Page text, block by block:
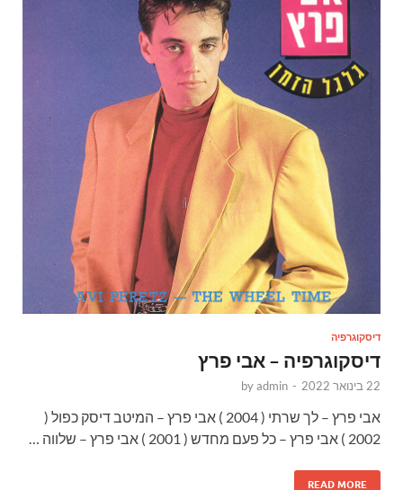
דיסקוגרפיה
דיסקוגרפיה – אבי פרץ
22 בינואר 2022 -
byadmin
אבי פרץ – לך שרתי ( 2004 ) אבי פרץ – המיטב דיסק כפול (
2002 ) אבי פרץ – כל פעם מחדש ( 2001 ) אבי פרץ – שלווה …
READ MORE